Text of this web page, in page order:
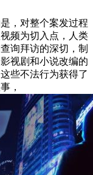
，对整个案发过程
频为切入点，人类
询拜访的深切，制
视剧和小说改编的
些不法行为获得了
，